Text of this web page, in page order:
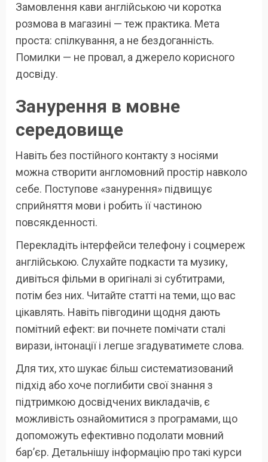
Замовлення кави англійською чи коротка
розмова в магазині — теж практика. Мета
проста: спілкування, а не бездоганність.
Помилки — не провал, а джерело корисного
досвіду.
Занурення в мовне
середовище
Навіть без постійного контакту з носіями
можна створити англомовний простір навколо
себе. Поступове «занурення» підвищує
сприйняття мови і робить її частиною
повсякденності.
Перекладіть інтерфейси телефону і соцмереж
англійською. Слухайте подкасти та музику,
дивіться фільми в оригіналі зі субтитрами,
потім без них. Читайте статті на теми, що вас
цікавлять. Навіть півгодини щодня дають
помітний ефект: ви почнете помічати сталі
вирази, інтонації і легше згадуватимете слова.
Для тих, хто шукає більш систематизований
підхід або хоче поглибити свої знання з
підтримкою досвідчених викладачів, є
можливість ознайомитися з програмами, що
допоможуть ефективно подолати мовний
бар’єр. Детальнішу інформацію про такі курси